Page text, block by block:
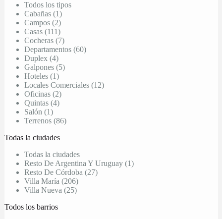
Todos los tipos
Cabañas (1)
Campos (2)
Casas (111)
Cocheras (7)
Departamentos (60)
Duplex (4)
Galpones (5)
Hoteles (1)
Locales Comerciales (12)
Oficinas (2)
Quintas (4)
Salón (1)
Terrenos (86)
Todas la ciudades
Todas la ciudades
Resto De Argentina Y Uruguay (1)
Resto De Córdoba (27)
Villa María (206)
Villa Nueva (25)
Todos los barrios